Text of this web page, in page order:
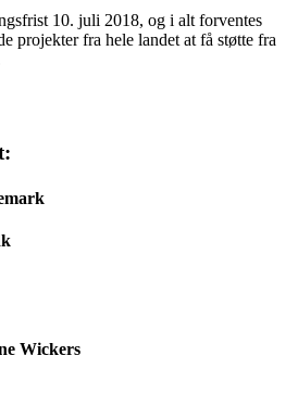
10. juli 2018, og i alt forventes
projekter fra hele landet at få støtte fra
Wickers